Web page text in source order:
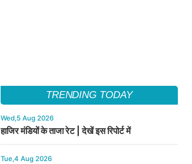
TRENDING TODAY
Wed,5 Aug 2026
हाजिर मंडियों के ताजा रेट | देखें इस रिपोर्ट में
Tue,4 Aug 2026